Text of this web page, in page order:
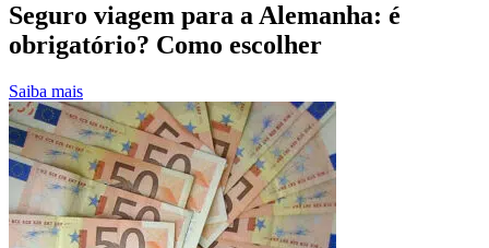
Seguro viagem para a Alemanha: é
obrigatório? Como escolher
Saiba mais